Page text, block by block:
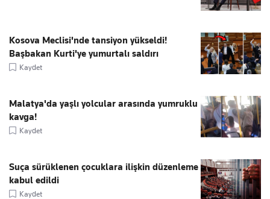
Kosova Meclisi'nde tansiyon yükseldi!
Başbakan Kurti'ye yumurtalı saldırı
Kaydet
Malatya'da yaşlı yolcular arasında yumruklu
kavga!
Kaydet
Suça sürüklenen çocuklara ilişkin düzenleme
kabul edildi
Kaydet